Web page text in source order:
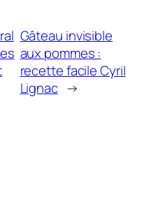
Gâteau invisible
aux pommes :
recette facile Cyril
Lignac →